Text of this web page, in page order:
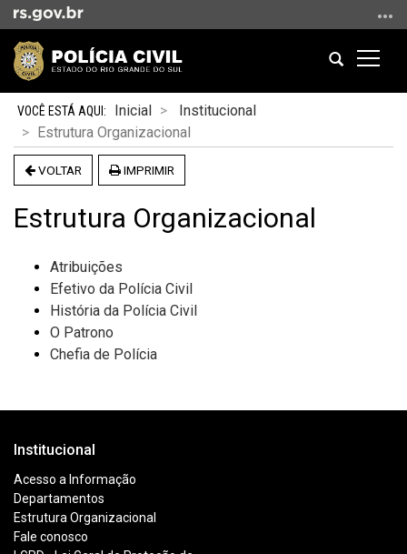
para
conteúdo
Ir
para
menu
para
Abrir
Início
conteúdo
Inicial
Institucional
Estrutura Organizacional
VOLTAR IMPRIMIR
Estrutura Organizacional
Atribuições
Efetivo da Polícia Civil
História da Polícia Civil
O Patrono
Chefia de Polícia
Institucional
Acesso a Informação
Departamentos
Estrutura Organizacional
Fale conosco